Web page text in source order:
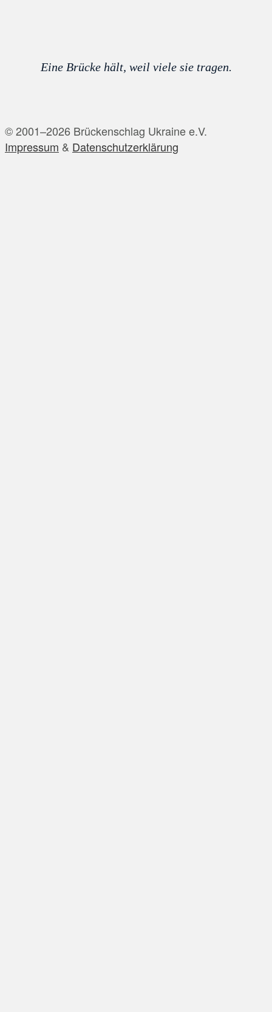
Eine Brücke hält, weil viele sie tragen.
© 2001–2026 Brückenschlag Ukraine e.V.
Impressum & Datenschutzerklärung